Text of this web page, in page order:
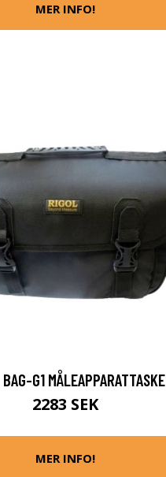
MER INFO!
G1 MÅLEAPPARATTASKE
2283 SEK
MER INFO!